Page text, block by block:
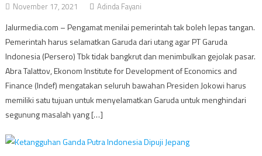
November 17, 2021 Adinda Fayani
Jalurmedia.com – Pengamat menilai pemerintah tak boleh lepas tangan.
Pemerintah harus selamatkan Garuda dari utang agar PT Garuda
Indonesia (Persero) Tbk tidak bangkrut dan menimbulkan gejolak pasar.
Abra Talattov, Ekonom Institute for Development of Economics and
Finance (Indef) mengatakan seluruh bawahan Presiden Jokowi harus
memiliki satu tujuan untuk menyelamatkan Garuda untuk menghindari
segunung masalah yang […]